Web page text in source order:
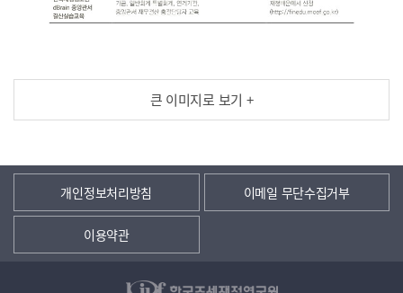
큰 이미지로 보기 +
개인정보처리방침 이메일 무단수집거부
이용약관